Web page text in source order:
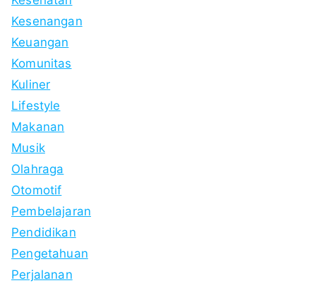
Kesenangan
Keuangan
Komunitas
Kuliner
Lifestyle
Makanan
Musik
Olahraga
Otomotif
Pembelajaran
Pendidikan
Pengetahuan
Perjalanan